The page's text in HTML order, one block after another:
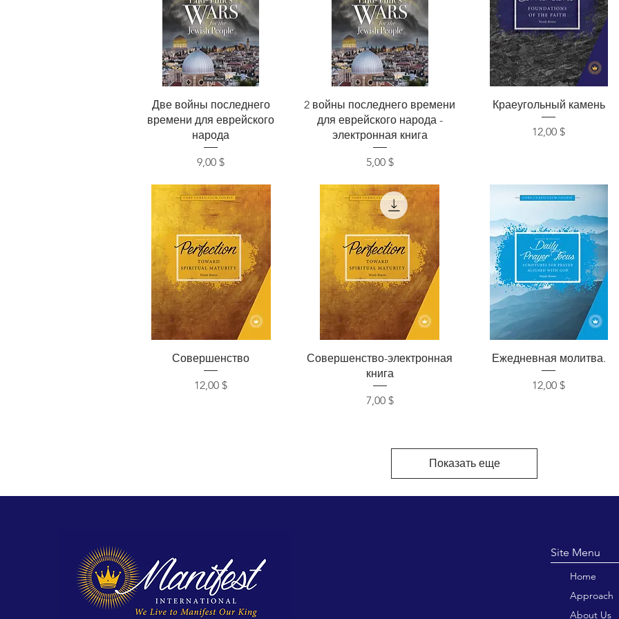
Быстрый просмотр
Две войны последнего
времени для еврейского
народа
Цена
9,00 $
Быстрый просмотр
2 войны последнего времени
для еврейского народа -
электронная книга
Цена
5,00 $
Быстрый просмотр
Краеугольный камень
Цена
12,00 $
Быстрый просмотр
Совершенство
Цена
12,00 $
Быстрый просмотр
Совершенство-электронная
книга
Цена
7,00 $
Быстрый просмотр
Ежедневная молитва.
Цена
12,00 $
Показать еще
Site
Home
Approach
About Us